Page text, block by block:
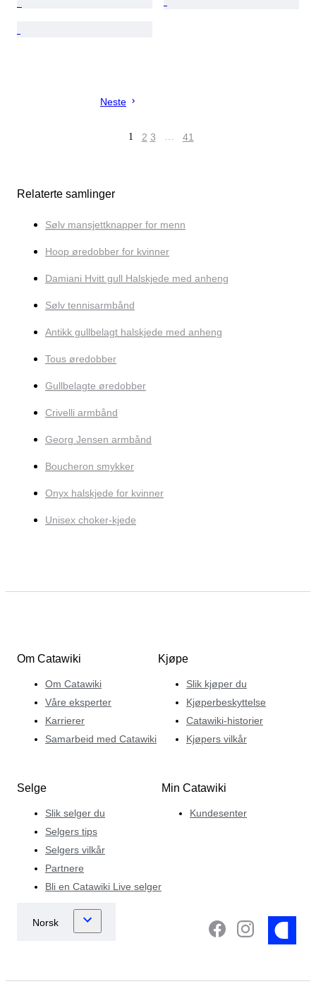
Neste
1 2 3 … 41
Relaterte samlinger
Sølv mansjettknapper for menn
Hoop øredobber for kvinner
Damiani Hvitt gull Halskjede med anheng
Sølv tennisarmbånd
Antikk gullbelagt halskjede med anheng
Tous øredobber
Gullbelagte øredobber
Crivelli armbånd
Georg Jensen armbånd
Boucheron smykker
Onyx halskjede for kvinner
Unisex choker-kjede
Om Catawiki
Om Catawiki
Våre eksperter
Karrierer
Samarbeid med Catawiki
Kjøpe
Slik kjøper du
Kjøperbeskyttelse
Catawiki-historier
Kjøpers vilkår
Selge
Slik selger du
Selgers tips
Selgers vilkår
Partnere
Bli en Catawiki Live selger
Min Catawiki
Kundesenter